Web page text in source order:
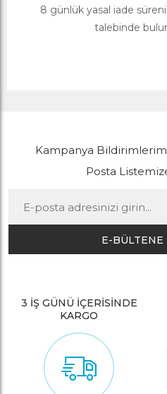
8 günlük yasal iade
talebinde
Kampanya
Posta
E-BÜLTENE
3 İŞ GÜNÜ İÇERİSİNDE
KARGO